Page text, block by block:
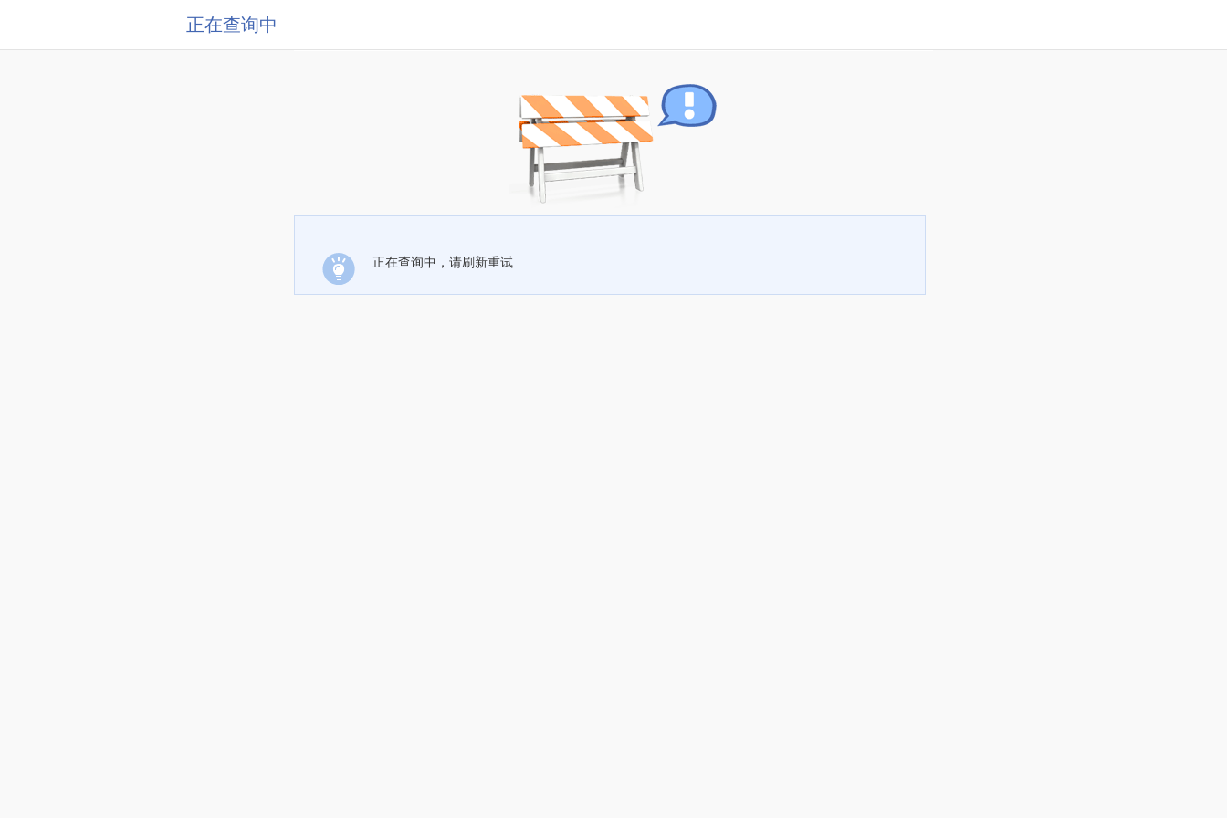
正在查询中
正在查询中，请刷新重试